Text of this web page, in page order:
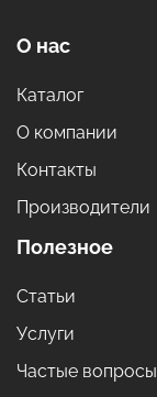
О нас
Каталог
О компании
Контакты
Производители
Полезное
Статьи
Услуги
Частые вопросы